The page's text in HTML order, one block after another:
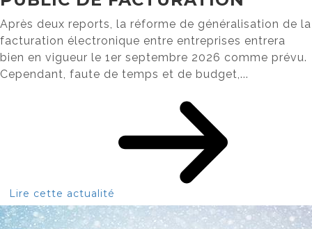
Après deux reports, la réforme de généralisation de la
facturation électronique entre entreprises entrera
bien en vigueur le 1er septembre 2026 comme prévu.
Cependant, faute de temps et de budget,...
Lire cette actualité